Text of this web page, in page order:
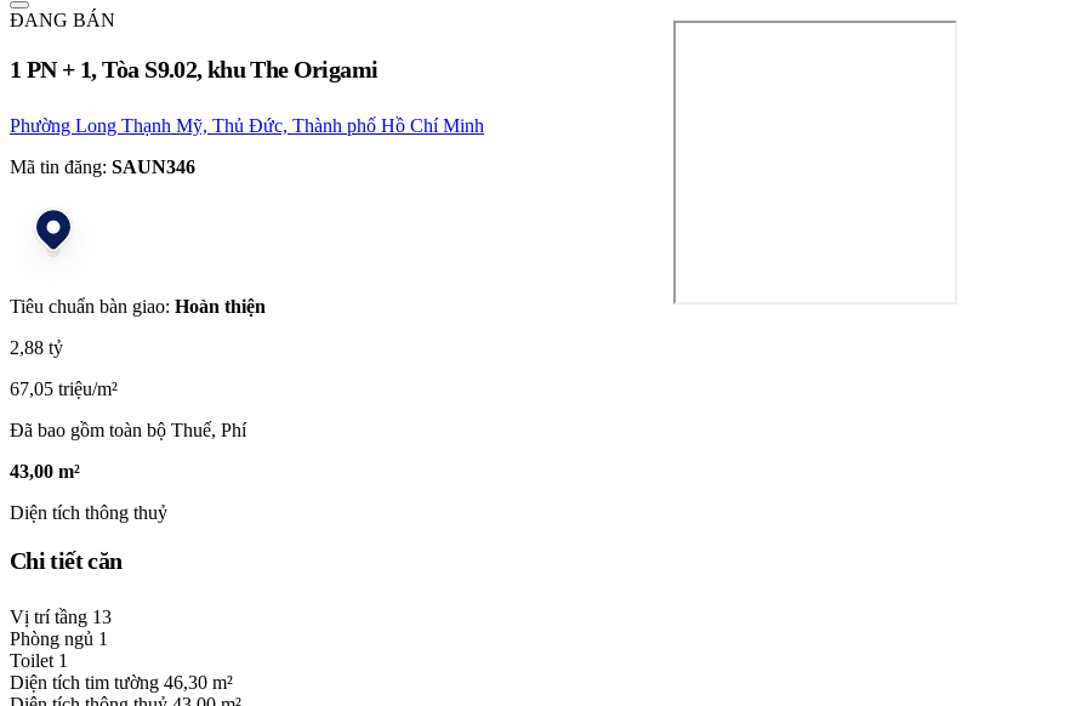
ĐANG BÁN
1 PN + 1, Tòa S9.02, khu The Origami
Phường Long Thạnh Mỹ, Thủ Đức, Thành phố Hồ Chí Minh
Mã tin đăng: SAUN346
Tiêu chuẩn bàn giao: Hoàn thiện
2,88 tỷ
67,05 triệu/m²
Đã bao gồm toàn bộ Thuế, Phí
43,00 m²
Diện tích thông thuỷ
Chi tiết căn
Vị trí tầng 13
Phòng ngủ 1
Toilet 1
Diện tích tim tường 46,30 m²